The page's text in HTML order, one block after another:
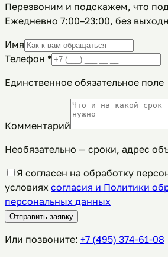
Перезвоним и подскажем, что
Ежедневно 7:00–23:00, без
Имя
Телефон *
Единственное обязательное поле
Комментарий
Необязательно — сроки, адрес
Я согласен на обработку
условиях согласия и Политики
персональных данных
Отправить заявку
Или позвоните: +7 (495) 374-61-08